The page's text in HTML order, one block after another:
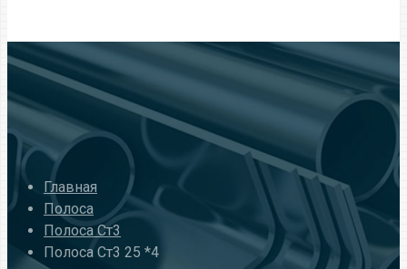
Главная
Полоса
Полоса Ст3
Полоса Ст3 25 *4